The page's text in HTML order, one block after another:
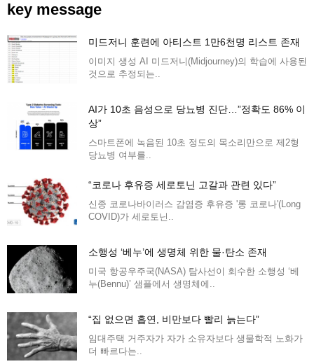
key message
미드저니 훈련에 아티스트 1만6천명 리스트 존재
이미지 생성 AI 미드저니(Midjourney)의 학습에 사용된
것으로 추정되는..
AI가 10초 음성으로 당뇨병 진단…”정확도 86% 이
상”
스마트폰에 녹음된 10초 정도의 목소리만으로 제2형
당뇨병 여부를..
“코로나 후유증 세로토닌 고갈과 관련 있다”
신종 코로나바이러스 감염증 후유증 '롱 코로나'(Long
COVID)가 세로토닌..
소행성 ‘베누’에 생명체 위한 물·탄소 존재
미국 항공우주국(NASA) 탐사선이 회수한 소행성 ‘베
누(Bennu)’ 샘플에서 생명체에..
“집 없으면 흡연, 비만보다 빨리 늙는다”
임대주택 거주자가 자가 소유자보다 생물학적 노화가
더 빠르다는..